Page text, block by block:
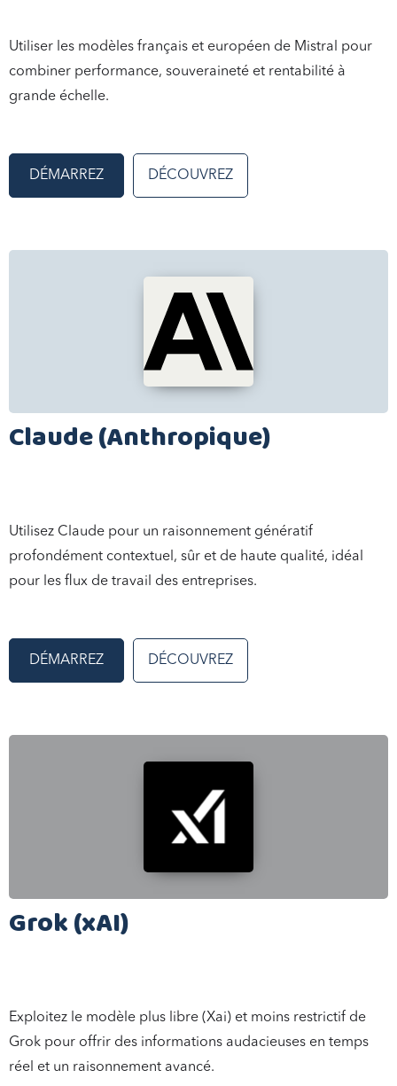
Utiliser les modèles français et européen de Mistral pour
combiner performance, souveraineté et rentabilité à
grande échelle.
DÉMARREZ DÉCOUVREZ
Claude (Anthropique)
Utilisez Claude pour un raisonnement génératif
profondément contextuel, sûr et de haute qualité, idéal
pour les flux de travail des entreprises.
DÉMARREZ DÉCOUVREZ
Grok (xAI)
Exploitez le modèle plus libre (Xai) et moins restrictif de
Grok pour offrir des informations audacieuses en temps
réel et un raisonnement avancé.